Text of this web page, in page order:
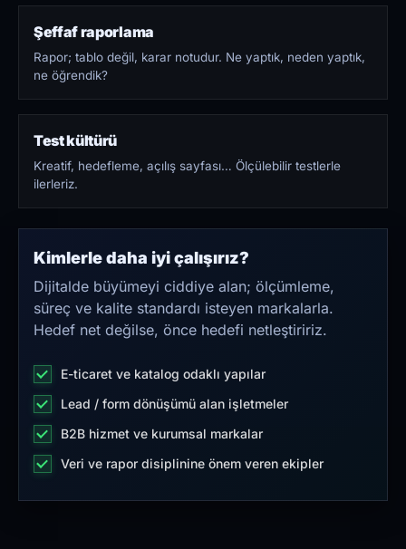
Şeffaf raporlama
Rapor; tablo değil, karar notudur. Ne yaptık, neden yaptık,
ne öğrendik?
Test kültürü
Kreatif, hedefleme, açılış sayfası… Ölçülebilir testlerle
ilerleriz.
Kimlerle daha iyi çalışırız?
Dijitalde büyümeyi ciddiye alan; ölçümleme,
süreç ve kalite standardı isteyen markalarla.
Hedef net değilse, önce hedefi netleştiririz.
E-ticaret ve katalog odaklı yapılar
Lead / form dönüşümü alan işletmeler
B2B hizmet ve kurumsal markalar
Veri ve rapor disiplinine önem veren ekipler